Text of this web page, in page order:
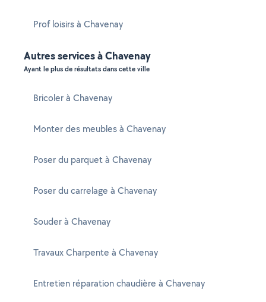
Prof loisirs à Chavenay
Autres services à Chavenay
Ayant le plus de résultats dans cette ville
Bricoler à Chavenay
Monter des meubles à Chavenay
Poser du parquet à Chavenay
Poser du carrelage à Chavenay
Souder à Chavenay
Travaux Charpente à Chavenay
Entretien réparation chaudière à Chavenay